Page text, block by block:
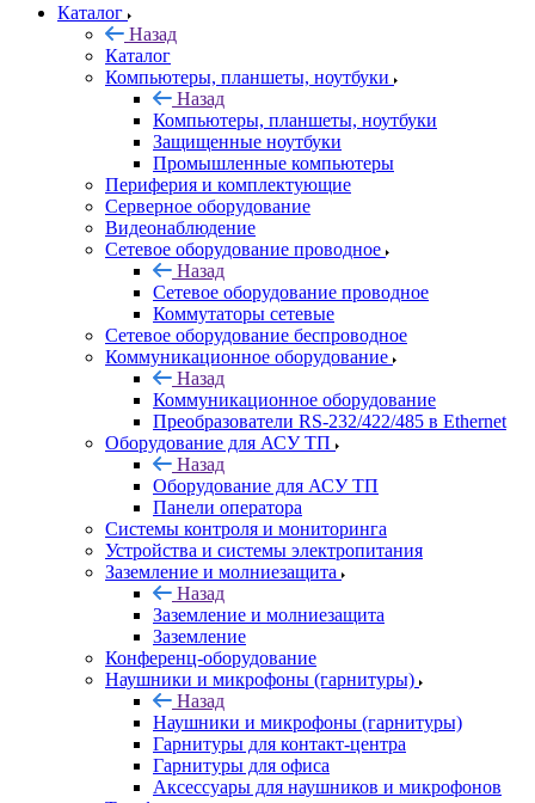
Каталог
Назад
Каталог
Компьютеры, планшеты, ноутбуки
Назад
Компьютеры, планшеты, ноутбуки
Защищенные ноутбуки
Промышленные компьютеры
Периферия и комплектующие
Серверное оборудование
Видеонаблюдение
Сетевое оборудование проводное
Назад
Сетевое оборудование проводное
Коммутаторы сетевые
Сетевое оборудование беспроводное
Коммуникационное оборудование
Назад
Коммуникационное оборудование
Преобразователи RS-232/422/485 в Ethernet
Оборудование для АСУ ТП
Назад
Оборудование для АСУ ТП
Панели оператора
Системы контроля и мониторинга
Устройства и системы электропитания
Заземление и молниезащита
Назад
Заземление и молниезащита
Заземление
Конференц-оборудование
Наушники и микрофоны (гарнитуры)
Назад
Наушники и микрофоны (гарнитуры)
Гарнитуры для контакт-центра
Гарнитуры для офиса
Аксессуары для наушников и микрофонов